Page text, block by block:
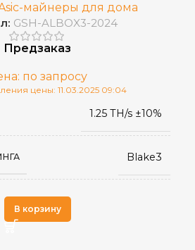
сентябрь 2024
16
майнеры для дома
GSH-ALBOX3-2024
Предзаказ
по запросу
цены: 11.03.2025 09:04
1.25 TH/s ±10%
Blake3
В корзину